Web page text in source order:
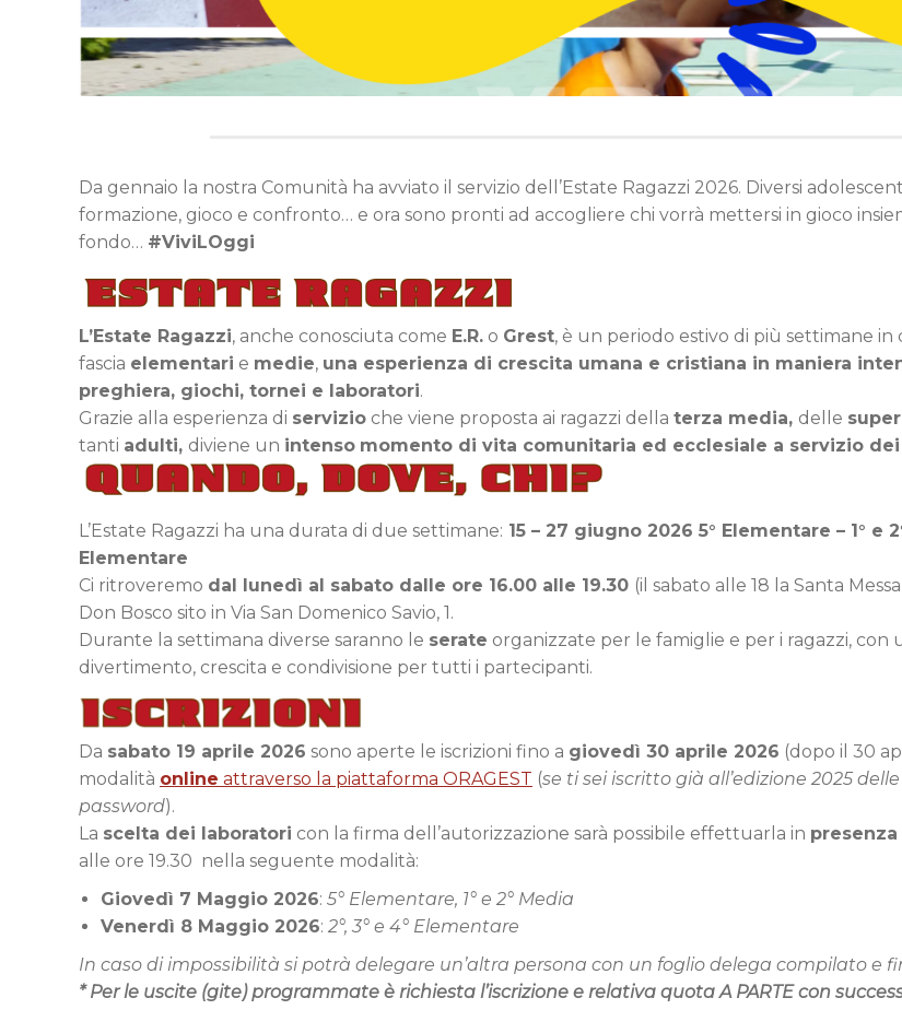
Da gennaio la nostra Comunità ha avviato il servizio dell’Estate Ragazzi 2026. Diversi
formazione, gioco e confronto… e ora sono pronti ad accogliere chi vorrà mettersi in gioco
fondo… #ViviLOggi
L’Estate Ragazzi, anche conosciuta come E.R. o Grest, è un periodo estivo di più settimane
fascia elementari e medie, una esperienza di crescita umana e cristiana in maniera
preghiera, giochi, tornei e laboratori.
Grazie alla esperienza di servizio che viene proposta ai ragazzi della terza media, delle
tanti adulti, diviene un intenso momento di vita comunitaria ed ecclesiale a servizio
L’Estate Ragazzi ha una durata di due settimane: 15 – 27 giugno 2026 5° Elementare – 1° e
Elementare
Ci ritroveremo dal lunedì al sabato dalle ore 16.00 alle 19.30 (il sabato alle 18 la Santa
Don Bosco sito in Via San Domenico Savio, 1.
Durante la settimana diverse saranno le serate organizzate per le famiglie e per i ragazzi, con
divertimento, crescita e condivisione per tutti i partecipanti.
Da sabato 19 aprile 2026 sono aperte le iscrizioni fino a giovedì 30 aprile 2026 (dopo il 30
modalità online attraverso la piattaforma ORAGEST (se ti sei iscritto già all’edizione 2025
password).
La scelta dei laboratori con la firma dell’autorizzazione sarà possibile effettuarla in presenza
alle ore 19.30 nella seguente modalità:
Giovedì 7 Maggio 2026: 5° Elementare, 1° e 2° Media
Venerdì 8 Maggio 2026: 2°, 3° e 4° Elementare
In caso di impossibilità si potrà delegare un’altra persona con un foglio delega compilato e
* Per le uscite (gite) programmate è richiesta l’iscrizione e relativa quota A PARTE con